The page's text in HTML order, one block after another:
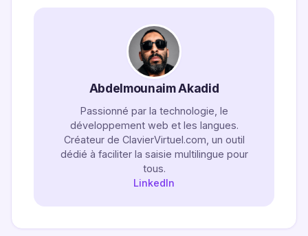
Abdelmounaim Akadid
Passionné par la technologie, le
développement web et les langues.
Créateur de ClavierVirtuel.com, un outil
dédié à faciliter la saisie multilingue pour
tous.
LinkedIn